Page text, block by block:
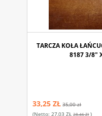
TARCZA KOŁA
8187 3/8"
33,25 ZŁ 35,00 zł
(netto: 27,03 ZŁ 28,46 Zł)